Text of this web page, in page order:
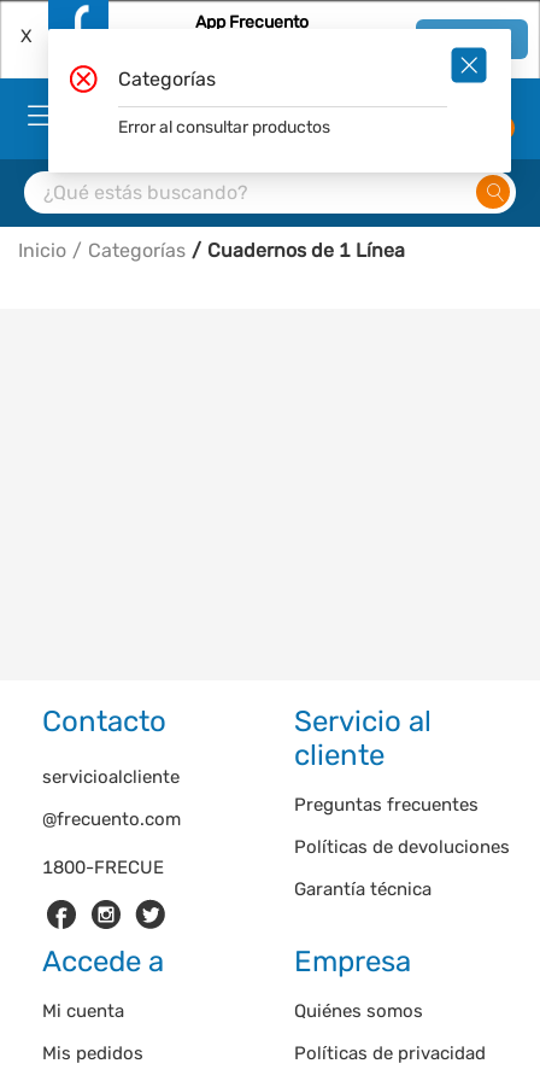
X
App Frecuento
Inicio Categorías Cuadernos de 1 Línea
Contacto
1800-FRECUE
servicioalcliente
@frecuento.com
Servicio al
cliente
Preguntas frecuentes
Políticas de devoluciones
Garantía técnica
Accede a
Mi cuenta
Mis pedidos
Empresa
Quiénes somos
Políticas de privacidad
Categorías
Error al consultar productos